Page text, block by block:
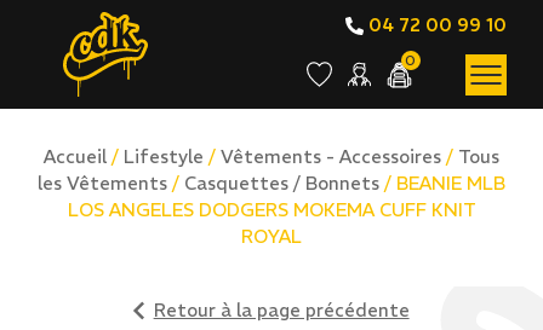
04 72 00 99 10
0
Accueil / Lifestyle / Vêtements - Accessoires / Tous
les Vêtements / Casquettes / Bonnets / BEANIE MLB
LOS ANGELES DODGERS MOKEMA CUFF KNIT
ROYAL
Retour à la page précédente